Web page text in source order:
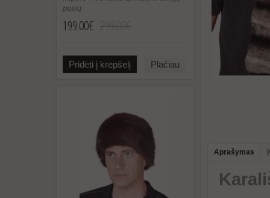
pusių
199.00€
Pridėti į krepšelį Plačiau
Aprašymas